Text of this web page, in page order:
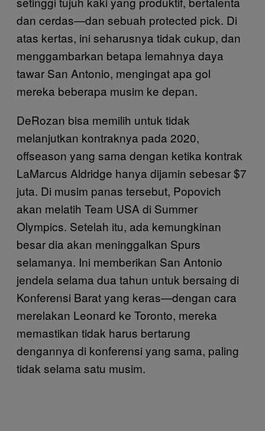
dan cerdas—dan sebuah protected pick. Di
atas kertas, ini seharusnya tidak cukup, dan
menggambarkan betapa lemahnya daya
tawar San Antonio, mengingat apa gol
mereka beberapa musim ke depan.
DeRozan bisa memilih untuk tidak
melanjutkan kontraknya pada 2020,
offseason yang sama dengan ketika kontrak
LaMarcus Aldridge hanya dijamin sebesar $7
juta. Di musim panas tersebut, Popovich
akan melatih Team USA di Summer
Olympics. Setelah itu, ada kemungkinan
besar dia akan meninggalkan Spurs
selamanya. Ini memberikan San Antonio
jendela selama dua tahun untuk bersaing di
Konferensi Barat yang keras—dengan cara
merelakan Leonard ke Toronto, mereka
memastikan tidak harus bertarung
dengannya di konferensi yang sama, paling
tidak selama satu musim.